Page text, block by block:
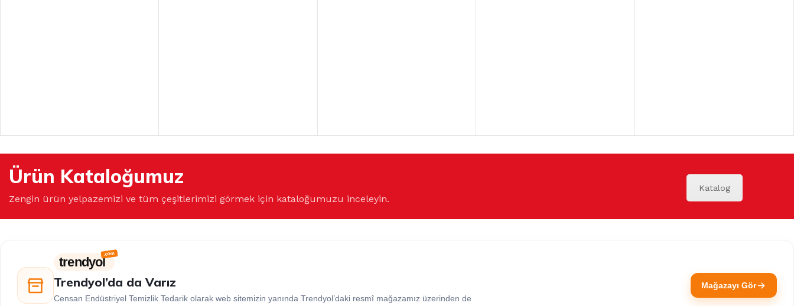
Ürün Kataloğumuz
Zengin ürün yelpazemizi ve tüm çeşitlerimizi görmek için kataloğumuzu inceleyin.
Katalog
trendyol
Trendyol’da da Varız
Censan Endüstriyel Temizlik Tedarik olarak web sitemizin yanında Trendyol’daki resmî mağazamız üzerinden de
Mağazayı Gör